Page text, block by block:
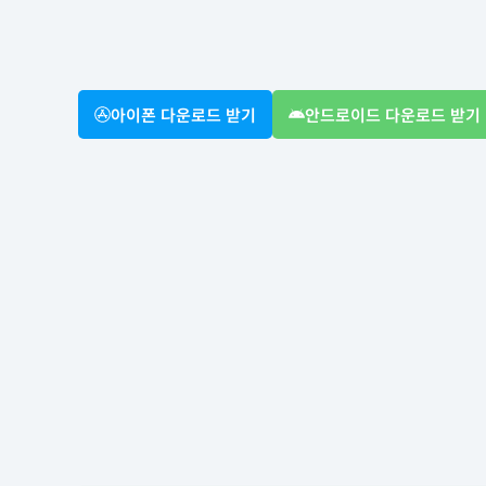
아이폰 다운로드 받기 안드로이드 다운로드 받기